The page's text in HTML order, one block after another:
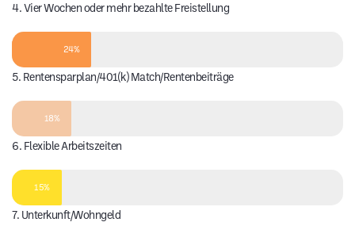
4. Vier Wochen oder mehr bezahlte Freistellung
24%
5. Rentensparplan/401(k) Match/Rentenbeiträge
18%
6. Flexible Arbeitszeiten
15%
7. Unterkunft/Wohngeld